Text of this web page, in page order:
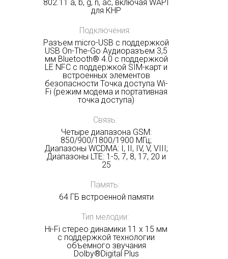
802.11 a, b, g, n, ac, включая WAPI
для КНР
Подключения:
Разъем micro-USB с поддержкой
USB On-The-Go Аудиоразъем 3,5
мм Bluetooth® 4.0 с поддержкой
LE NFC с поддержкой SIM-карт и
встроенных элементов
безопасности Точка доступа Wi-
Fi (режим модема и портативная
точка доступа)
Связь:
Четыре диапазона GSM:
850/900/1800/1900 МГц;
Диапазоны WCDMA: I, II, IV, V, VIII;
Диапазоны LTE: 1-5, 7, 8, 17, 20 и
25
Память:
64 ГБ встроенной памяти
Тип мелодии:
Hi-Fi стерео динамики 11 x 15 мм
с поддержкой технологии
объемного звучания
Dolby®Digital Plus